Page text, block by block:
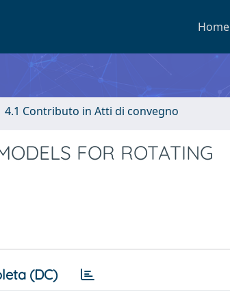
Home
4.1 Contributo in Atti di convegno
FOR ROTATING
(DC)